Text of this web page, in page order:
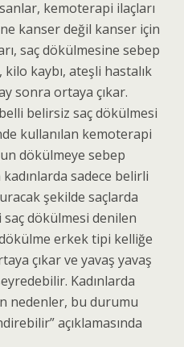
kemoterapi ilaçları
kanser değil kanser için
saç dökülmesine sebep
kaybı, ateşli hastalık
sonra ortaya çıkar.
belirsiz saç dökülmesi
kullanılan kemoterapi
dökülmeye sebep
sadece belirli
şekilde saçlarda
dökülmesi denilen
erkek tipi kelliğe
çıkar ve yavaş yavaş
Kadınlarda
nedenler, bu durumu
açıklamasında